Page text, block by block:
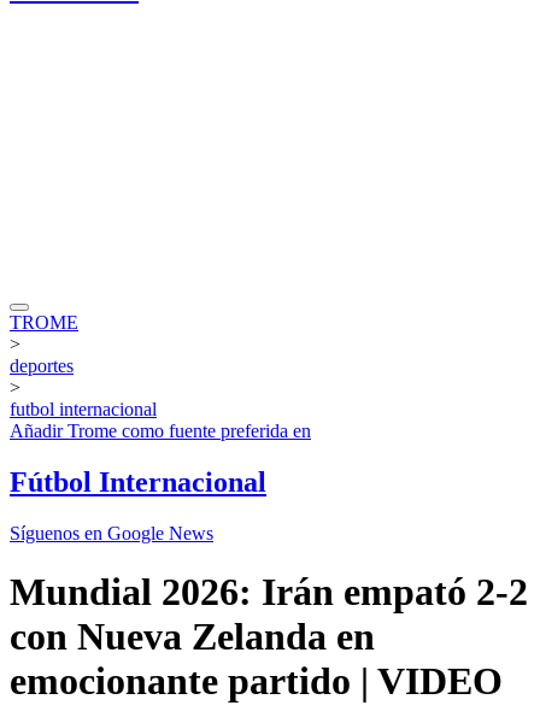
TROME
>
deportes
>
futbol internacional
AñadirTrome como fuente preferida en
Fútbol Internacional
Síguenos en Google News
Mundial 2026: Irán empató 2-2
con Nueva Zelanda en
emocionante partido | VIDEO